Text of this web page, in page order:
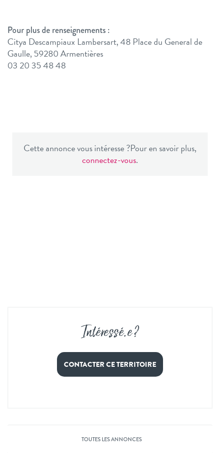
Pour plus de renseignements :
Citya Descampiaux Lambersart, 48 Place du General de
Gaulle, 59280 Armentières
03 20 35 48 48
Cette annonce vous intéresse ?Pour en savoir plus,
connectez-vous.
Intéressé.e ?
CONTACTER CE TERRITOIRE
TOUTES LES ANNONCES